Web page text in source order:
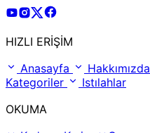
Risale Online Youtube
Risale Online Instagram
Risale Online X
HIZLI ERİŞİM
Anasayfa
Hakkımızda
Kategoriler
Istılahlar
OKUMA